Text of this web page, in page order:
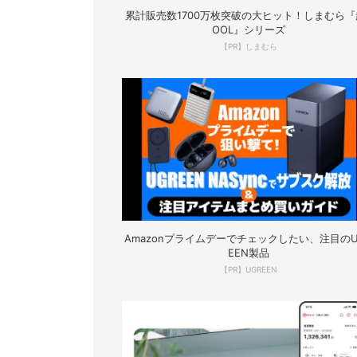
累計販売数1700万枚突破の大ヒット！しまむら
OOL』シリーズ
【PR】しまむら
Amazonプライムデーでチェックしたい、注目の
EEN製品
【PR】UGREEN